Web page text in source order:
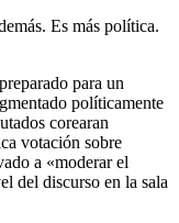
Es más política.
para un
políticamente
corearan
votación sobre
a «moderar el
del discurso en la sala